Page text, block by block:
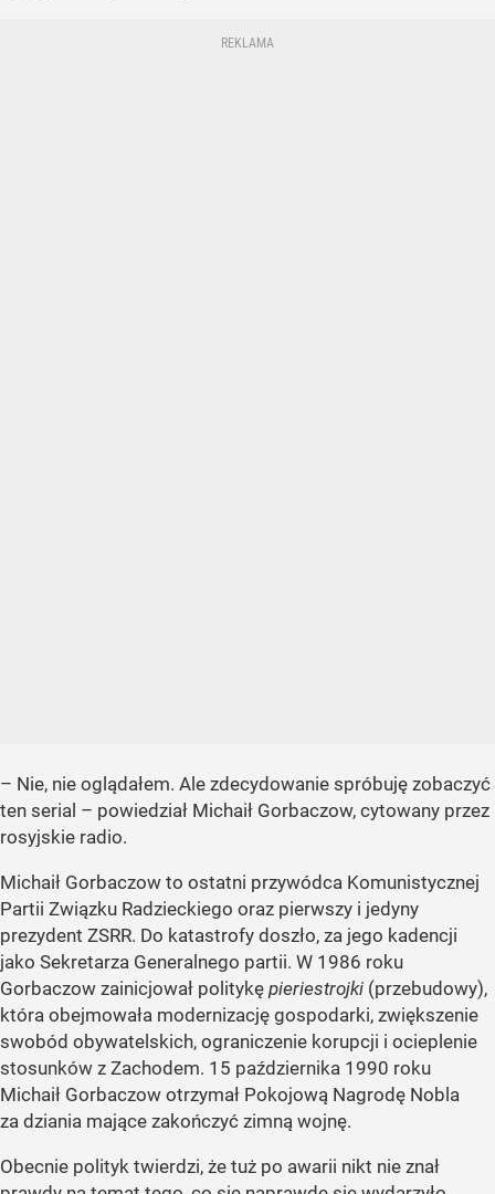
– Nie, nie oglądałem. Ale zdecydowanie spróbuję zobaczyć
ten serial – powiedział Michaił Gorbaczow, cytowany przez
rosyjskie radio.
Michaił Gorbaczow to ostatni przywódca Komunistycznej
Partii Związku Radzieckiego oraz pierwszy i jedyny
prezydent ZSRR. Do katastrofy doszło, za jego kadencji
jako Sekretarza Generalnego partii. W 1986 roku
Gorbaczow zainicjował politykę pieriestrojki (przebudowy),
która obejmowała modernizację gospodarki, zwiększenie
swobód obywatelskich, ograniczenie korupcji i ocieplenie
stosunków z Zachodem. 15 października 1990 roku
Michaił Gorbaczow otrzymał Pokojową Nagrodę Nobla
za dziania mające zakończyć zimną wojnę.
Obecnie polityk twierdzi, że tuż po awarii nikt nie znał